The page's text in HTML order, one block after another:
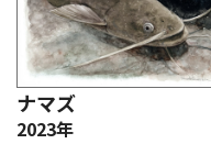
ナマズ
2023年